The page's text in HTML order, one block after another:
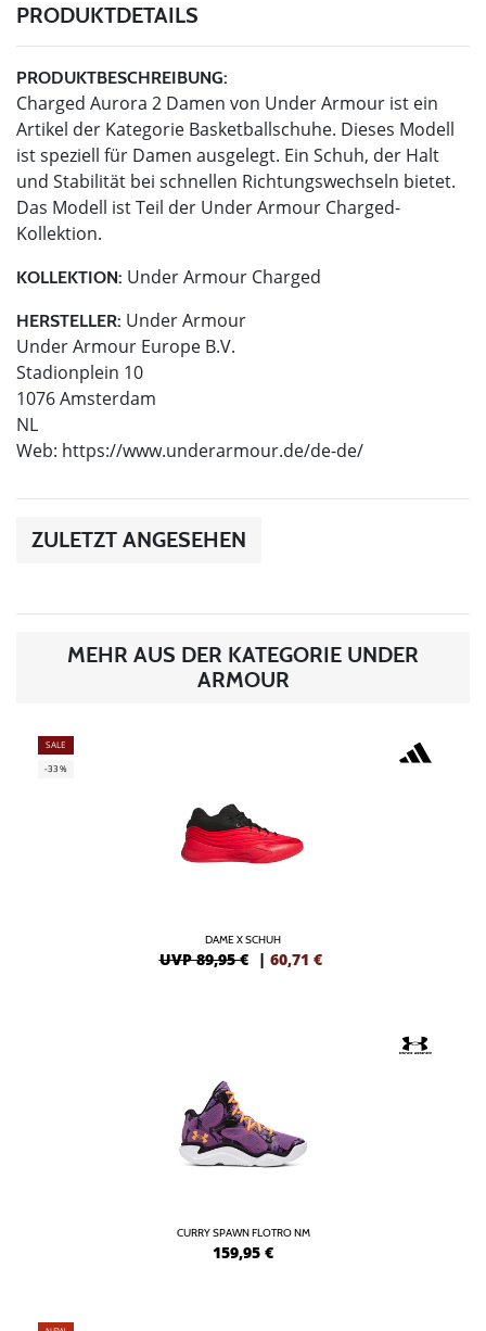
PRODUKTDETAILS
PRODUKTBESCHREIBUNG:
Charged Aurora 2 Damen von Under Armour ist ein
Artikel der Kategorie Basketballschuhe. Dieses Modell
ist speziell für Damen ausgelegt. Ein Schuh, der Halt
und Stabilität bei schnellen Richtungswechseln bietet.
Das Modell ist Teil der Under Armour Charged-
Kollektion.
KOLLEKTION: Under Armour Charged
HERSTELLER: Under Armour
Under Armour Europe B.V.
Stadionplein 10
1076 Amsterdam
NL
Web: https://www.underarmour.de/de-de/
ZULETZT ANGESEHEN
MEHR AUS DER KATEGORIE UNDER
ARMOUR
SALE
-33%
DAME X SCHUH
UVP 89,95 € | 60,71 €
CURRY SPAWN FLOTRO NM
159,95 €